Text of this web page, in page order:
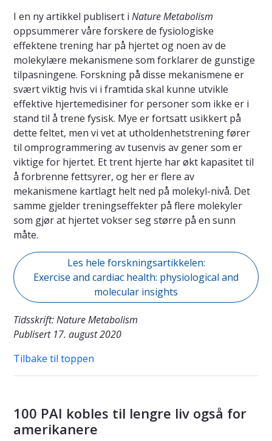
I en ny artikkel publisert i Nature Metabolism
oppsummerer våre forskere de fysiologiske
effektene trening har på hjertet og noen av de
molekylære mekanismene som forklarer de gunstige
tilpasningene. Forskning på disse mekanismene er
svært viktig hvis vi i framtida skal kunne utvikle
effektive hjertemedisiner for personer som ikke er i
stand til å trene fysisk. Mye er fortsatt usikkert på
dette feltet, men vi vet at utholdenhetstrening fører
til omprogrammering av tusenvis av gener som er
viktige for hjertet. Et trent hjerte har økt kapasitet til
å forbrenne fettsyrer, og her er flere av
mekanismene kartlagt helt ned på molekyl-nivå. Det
samme gjelder treningseffekter på flere molekyler
som gjør at hjertet vokser seg større på en sunn
måte.
Les hele forskningsartikkelen:
Exercise and cardiac health: physiological and
molecular insights
Tidsskrift: Nature Metabolism
Publisert 17. august 2020
Tilbake til toppen
100 PAI kobles til lengre liv også for
amerikanere